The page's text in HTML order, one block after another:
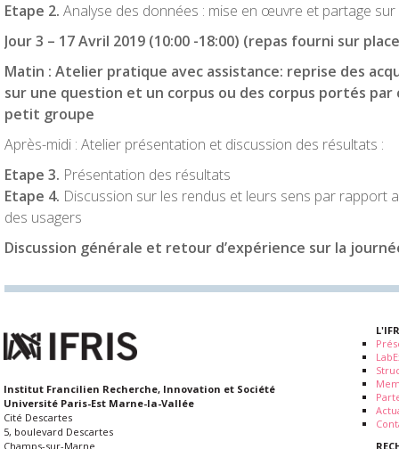
Etape 2. Analyse des données : mise en œuvre et partage
Jour 3 – 17 Avril 2019 (10:00 -18:00) (repas fourni sur
Matin : Atelier pratique avec assistance: reprise des
sur une question et un corpus ou des corpus portés par
petit groupe
Après-midi : Atelier présentation et discussion des résultats :
Etape 3. Présentation des résultats
Etape 4. Discussion sur les rendus et leurs sens par rapport
des usagers
Discussion générale et retour d’expérience sur la
Institut Francilien Recherche, Innovation et Société
Université Paris-Est Marne-la-Vallée
Cité Descartes
5, boulevard Descartes
Champs-sur-Marne